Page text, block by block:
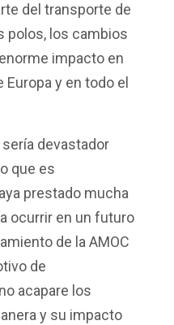
del transporte de
polos, los cambios
impacto en
y en todo el
sería devastador
que es
prestado mucha
ocurrir en un futuro
de la AMOC
de
acapare los
y su impacto